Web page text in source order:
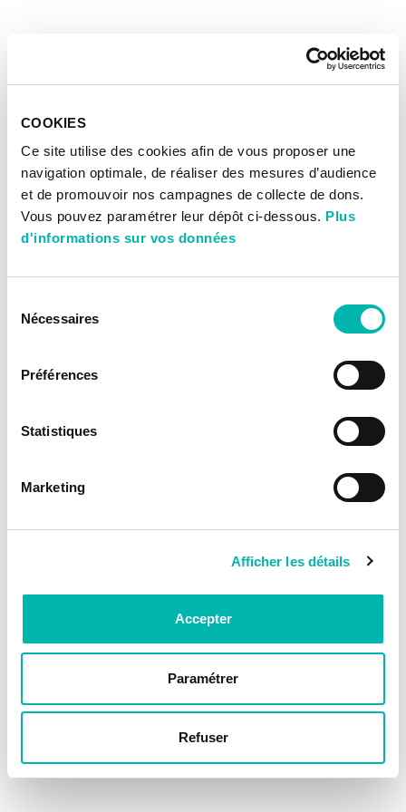
COOKIES
Ce site utilise des cookies afin de vous proposer une
navigation optimale, de réaliser des mesures d’audience
et de promouvoir nos campagnes de collecte de dons.
Vous pouvez paramétrer leur dépôt ci-dessous. Plus
d'informations sur vos données
Nécessaires
Préférences
Statistiques
Marketing
Afficher les détails
Accepter
Paramétrer
Refuser